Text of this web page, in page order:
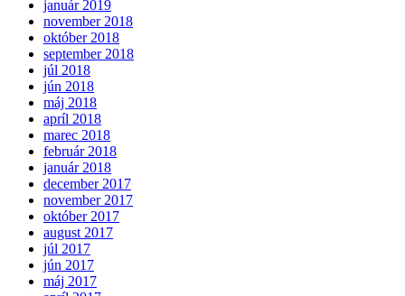
január 2019
november 2018
október 2018
september 2018
júl 2018
jún 2018
máj 2018
apríl 2018
marec 2018
február 2018
január 2018
december 2017
november 2017
október 2017
august 2017
júl 2017
jún 2017
máj 2017